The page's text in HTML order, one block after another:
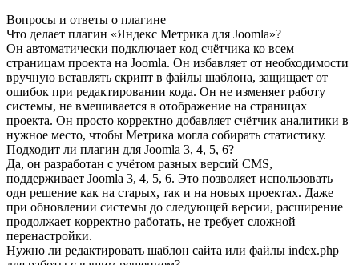
Вопросы и ответы о плагине
Что делает плагин «Яндекс Метрика для Joomla»?
Он автоматически подключает код счётчика ко всем
страницам проекта на Joomla. Он избавляет от необходимости
вручную вставлять скрипт в файлы шаблона, защищает от
ошибок при редактировании кода. Он не изменяет работу
системы, не вмешивается в отображение на страницах
проекта. Он просто корректно добавляет счётчик аналитики в
нужное место, чтобы Метрика могла собирать статистику.
Подходит ли плагин для Joomla 3, 4, 5, 6?
Да, он разработан с учётом разных версий CMS,
поддерживает Joomla 3, 4, 5, 6. Это позволяет использовать
одн решение как на старых, так и на новых проектах. Даже
при обновлении системы до следующей версии, расширение
продолжает корректно работать, не требует сложной
перенастройки.
Нужно ли редактировать шаблон сайта или файлы index.php